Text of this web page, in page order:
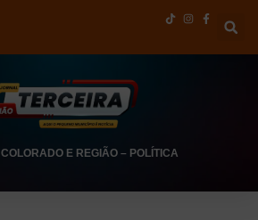
COLORADO E REGIÃO– POLÍTICA